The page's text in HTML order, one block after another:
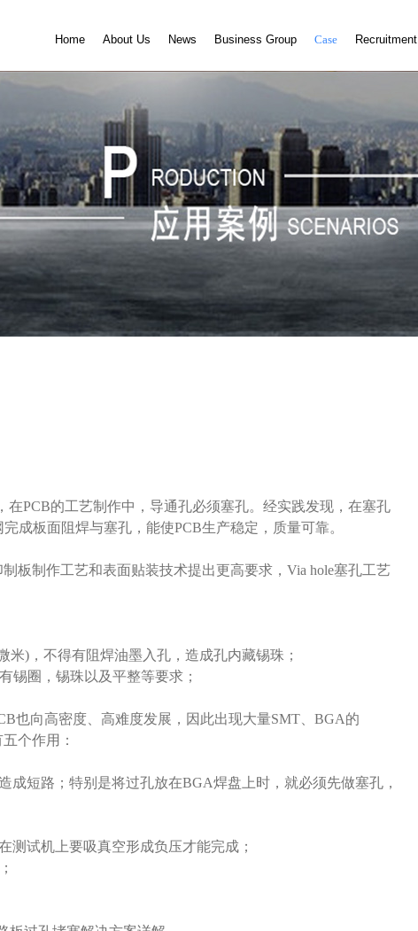
Home About Us News Business Group Case Recruitment
在PCB的工艺制作中，导通孔必须塞孔。经实践发现，在塞孔
成板面阻焊与塞孔，能使PCB生产稳定，质量可靠。
板制作工艺和表面贴装技术提出更高要求，Via hole塞孔工艺
)，不得有阻焊油墨入孔，造成孔内藏锡珠；
锡圈，锡珠以及平整等要求；
也向高密度、高难度发展，因此出现大量SMT、BGA的
个作用：
成短路；特别是将过孔放在BGA焊盘上时，就必须先做塞孔，
测试机上要吸真空形成负压才能完成；